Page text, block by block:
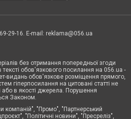
29-16. E-mail: reklama@056.ua
без отримання попередньої згоди
обов'язкового посилання на 056.ua -
видань обов'язкове розміщення прямого,
гіперпосилання на цитовані статті не
або в якості джерела. Порушення
Законом.
компаній", "Промо", "Партнерський
"Політичні новини", "Пресреліз",